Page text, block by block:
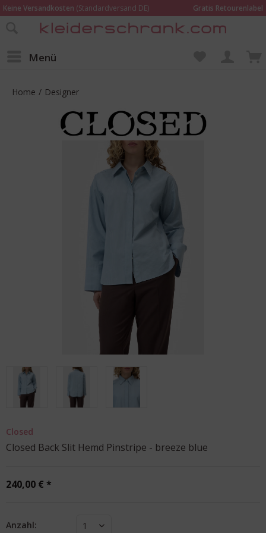
Keine Versandkosten (Standardversand DE)
Gratis Retourenlabel
Online bestellen – im Geschäft in Kempen anprobieren und beraten lassen
Menü
Home / Designer
Closed
Closed Back Slit Hemd Pinstripe - breeze blue
240,00 € *
Anzahl: 1